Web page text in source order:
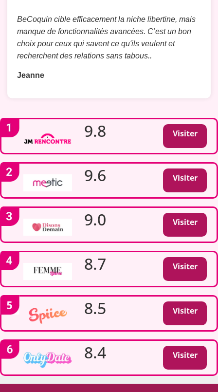
BeCoquin cible efficacement la niche libertine, mais
manque de fonctionnalités avancées. C’est un bon
choix pour ceux qui savent ce qu'ils veulent et
recherchent des relations sans tabous..
Jeanne
9.8 Visiter
9.6 Visiter
9.0 Visiter
8.7 Visiter
8.5 Visiter
8.4 Visiter